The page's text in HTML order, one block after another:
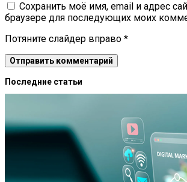
Сохранить моё имя, email и адрес
браузере для последующих моих
Потяните слайдер вправо *
Последние статьи